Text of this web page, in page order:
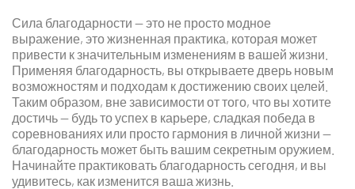
Сила благодарности — это не просто модное
выражение, это жизненная практика, которая может
привести к значительным изменениям в вашей жизни.
Применяя благодарность, вы открываете дверь новым
возможностям и подходам к достижению своих целей.
Таким образом, вне зависимости от того, что вы хотите
достичь — будь то успех в карьере, сладкая победа в
соревнованиях или просто гармония в личной жизни —
благодарность может быть вашим секретным оружием.
Начинайте практиковать благодарность сегодня, и вы
удивитесь, как изменится ваша жизнь.